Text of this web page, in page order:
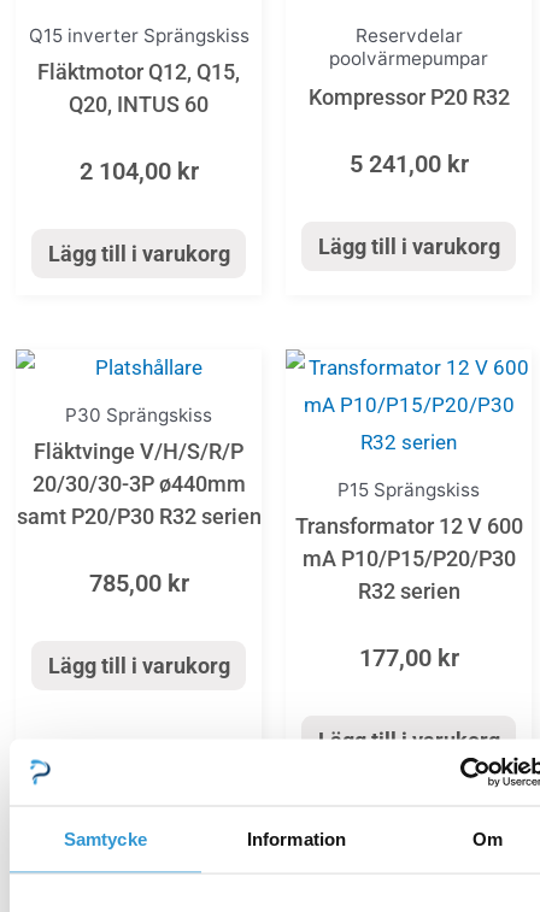
Samtycke Information Om
Q15 inverter Sprängskiss
Fläktmotor Q12, Q15,
Q20, INTUS 60
2 104,00 kr
Lägg till i varukorg
Reservdelar
poolvärmepumpar
Kompressor P20 R32
5 241,00 kr
Lägg till i varukorg
P30 Sprängskiss
Fläktvinge V/H/S/R/P
20/30/30-3P ø440mm
samt P20/P30 R32 serien
785,00 kr
Lägg till i varukorg
P15 Sprängskiss
Transformator 12 V 600
mA P10/P15/P20/P30
R32 serien
177,00 kr
Lägg till i varukorg